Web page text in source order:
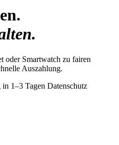
oder Smartwatch zu fairen
Auszahlung.
1–3 Tagen Datenschutz